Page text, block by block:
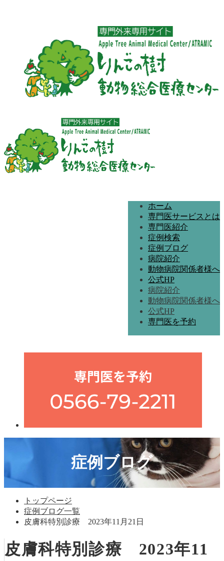
ホーム
専門医サービスとは
専門医紹介
症例検索
症例ブログ
病院紹介
動物病院関係者様へ
公式HP
病院紹介
動物病院関係者様へ
公式HP
専門医を予約
症例ブログ
トップページ
症例ブログ一覧
皮膚科特別診療 2023年11月21日
皮膚科特別診療 2023年11